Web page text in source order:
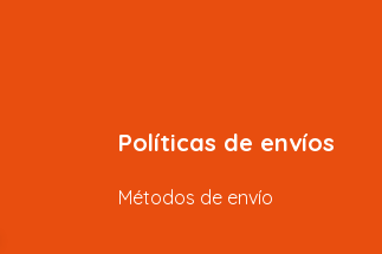
Políticas de envíos
Métodos de envío